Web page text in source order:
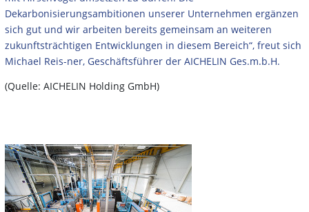
Dekarbonisierungsambitionen unserer Unternehmen ergänzen
sich gut und wir arbeiten bereits gemeinsam an weiteren
zukunftsträchtigen Entwicklungen in diesem Bereich“, freut sich
Michael Reis-ner, Geschäftsführer der AICHELIN Ges.m.b.H.
(Quelle: AICHELIN Holding GmbH)